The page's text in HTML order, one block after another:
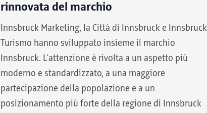
rinnovata del marchio
Innsbruck Marketing, la Città di Innsbruck e Innsbruck
Turismo hanno sviluppato insieme il marchio
Innsbruck. L'attenzione è rivolta a un aspetto più
moderno e standardizzato, a una maggiore
partecipazione della popolazione e a un
posizionamento più forte della regione di Innsbruck